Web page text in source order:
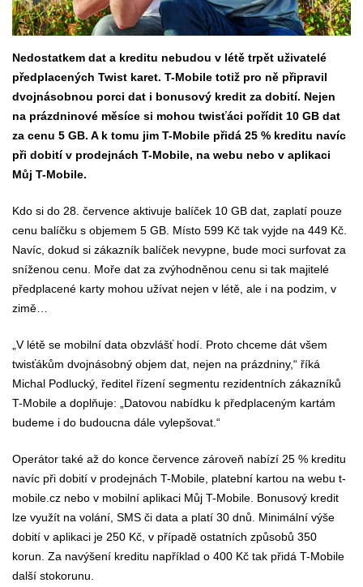
Nedostatkem dat a kreditu nebudou v létě trpět uživatelé
předplacených Twist karet. T-Mobile totiž pro ně připravil
dvojnásobnou porci dat i bonusový kredit za dobití. Nejen
na prázdninové měsíce si mohou twisťáci pořídit 10 GB dat
za cenu 5 GB. A k tomu jim T-Mobile přidá 25 % kreditu navíc
při dobití v prodejnách T-Mobile, na webu nebo v aplikaci
Můj T-Mobile.
Kdo si do 28. července aktivuje balíček 10 GB dat, zaplatí pouze
cenu balíčku s objemem 5 GB. Místo 599 Kč tak vyjde na 449 Kč.
Navíc, dokud si zákazník balíček nevypne, bude moci surfovat za
sníženou cenu. Moře dat za zvýhodněnou cenu si tak majitelé
předplacené karty mohou užívat nejen v létě, ale i na podzim, v
zimě…
„V létě se mobilní data obzvlášť hodí. Proto chceme dát všem
twisťákům dvojnásobný objem dat, nejen na prázdniny,“ říká
Michal Podlucký, ředitel řízení segmentu rezidentních zákazníků
T-Mobile a doplňuje: „Datovou nabídku k předplaceným kartám
budeme i do budoucna dále vylepšovat.“
Operátor také až do konce července zároveň nabízí 25 % kreditu
navíc při dobití v prodejnách T-Mobile, platební kartou na webu t-
mobile.cz nebo v mobilní aplikaci Můj T-Mobile. Bonusový kredit
lze využít na volání, SMS či data a platí 30 dnů. Minimální výše
dobití v aplikaci je 250 Kč, v případě ostatních způsobů 350
korun. Za navýšení kreditu například o 400 Kč tak přidá T-Mobile
další stokorunu.